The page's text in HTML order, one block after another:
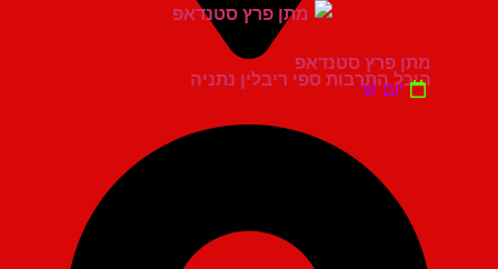
היכל התרבות ספי ריבלין נתניה
מתן פרץ סטנדאפ
יום ש'